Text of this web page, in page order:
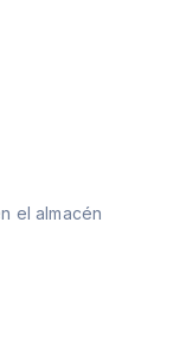
el almacén